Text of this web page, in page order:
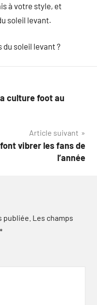
à votre style, et
soleil levant.
soleil levant ?
culture foot au
Article suivant
vibrer les fans de
l’année
publiée. Les champs
*